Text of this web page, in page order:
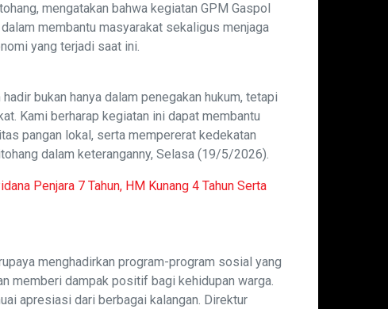
mengatakan bahwa kegiatan GPM Gaspol
membantu masyarakat sekaligus menjaga
yang terjadi saat ini.
bukan hanya dalam penegakan hukum, tetapi
Kami berharap kegiatan ini dapat membantu
pangan lokal, serta mempererat kedekatan
dalam keteranganny, Selasa (19/5/2026).
Penjara 7 Tahun, HM Kunang 4 Tahun Serta
menghadirkan program-program sosial yang
memberi dampak positif bagi kehidupan warga.
apresiasi dari berbagai kalangan. Direktur